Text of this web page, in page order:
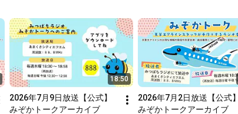
18:50
2026年7月9日放送【公式】
みぞかトークアーカイブ
2026年7月2日放送【公式】
みぞかトークアーカイブ